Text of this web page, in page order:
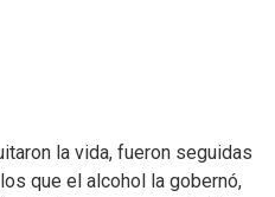
la vida, fueron seguidas
que el alcohol la gobernó,